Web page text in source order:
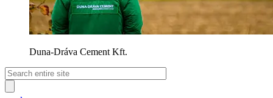
Duna-Dráva Cement Kft.